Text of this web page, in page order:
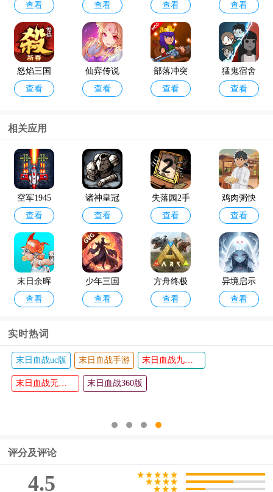
棋官方版
查看
最新版
查看
游版
查看
录手游
查看
怒焰三国
杀oppo版
查看
仙弈传说
手游taptap
查看
部落冲突
破解版202
查看
猛鬼宿舍
最新版破
查看
咸鱼之王
最新版本
查看
金铲铲之
战体验服
官方版202
4
查看
相关应用
空军1945
游戏手机
版
查看
诸神皇冠
九游版
查看
失落园2手
游
查看
鸡肉粥快
递游戏
查看
末日余晖
国际服最
查看
少年三国
志零手游
查看
方舟终极
移动版测
查看
异境启示
录游戏
查看
unreal che
mist安卓版
查看
蟒蛇模拟
器最新版
查看
实时热词
末日血战最新版
末日血战小米版
末日血战福利版
末日血战
评分及评论
4.5